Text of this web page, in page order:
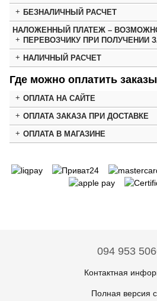
БЕЗНАЛИЧНЫЙ РАСЧЕТ
НАЛОЖЕННЫЙ ПЛАТЕЖ –
ПЕРЕВОЗЧИКУ ПРИ ПОЛУЧЕНИИ
НАЛИЧНЫЙ РАСЧЕТ
Где можно оплатить
ОПЛАТА НА САЙТЕ
ОПЛАТА ЗАКАЗА ПРИ ДОСТАВКЕ
ОПЛАТА В МАГАЗИНЕ
094 953
Контактная
Полная версия